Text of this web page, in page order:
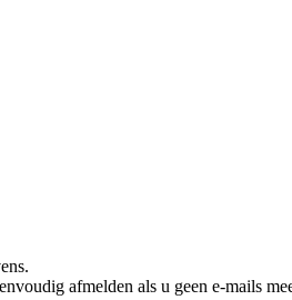
afmelden als u geen e-mails